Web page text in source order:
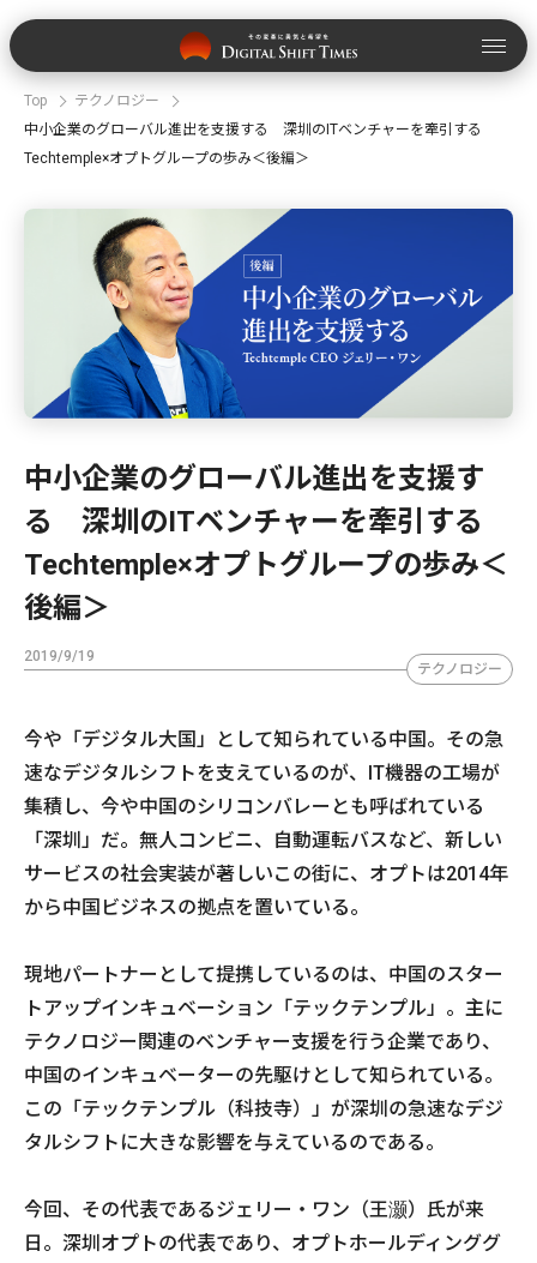
Top
テクノロジー
中小企業のグローバル進出を支援する 深圳のITベンチャーを牽引する
Techtemple×オプトグループの歩み＜後編＞
中小企業のグローバル進出を支援す
る 深圳のITベンチャーを牽引する
Techtemple×オプトグループの歩み＜
後編＞
2019/9/19
テクノロジー
今や「デジタル大国」として知られている中国。その急
速なデジタルシフトを支えているのが、IT機器の工場が
集積し、今や中国のシリコンバレーとも呼ばれている
「深圳」だ。無人コンビニ、自動運転バスなど、新しい
サービスの社会実装が著しいこの街に、オプトは2014年
から中国ビジネスの拠点を置いている。
現地パートナーとして提携しているのは、中国のスター
トアップインキュベーション「テックテンプル」。主に
テクノロジー関連のベンチャー支援を行う企業であり、
中国のインキュベーターの先駆けとして知られている。
この「テックテンプル（科技寺）」が深圳の急速なデジ
タルシフトに大きな影響を与えているのである。
今回、その代表であるジェリー・ワン（王灏）氏が来
日。深圳オプトの代表であり、オプトホールディンググ